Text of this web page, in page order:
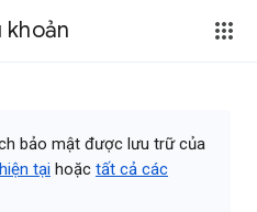
khoản
bảo mật được lưu trữ của
tại hoặc tất cả các